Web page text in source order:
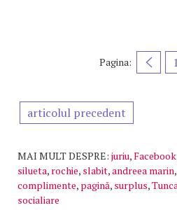
Pagina: 1
articolul precedent
MAI MULT DESPRE: juriu,Facebook
silueta, rochie, slabit,andreea marin,
complimente, pagină, surplus,
socialiare